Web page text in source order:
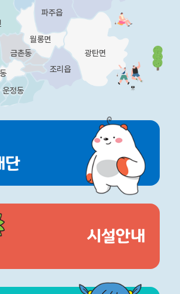
파주읍
월롱면
광탄면
금촌동
조리읍
운정동
단
시설안내